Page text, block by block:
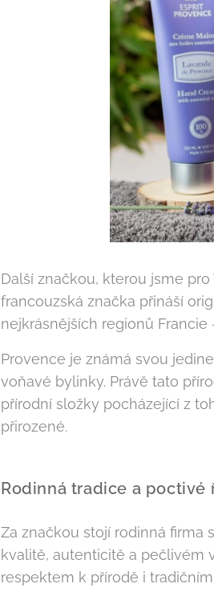
Další značkou, kterou jsme pro
francouzská značka přináší
nejkrásnějších regionů Francie
Provence je známá svou
voňavé bylinky. Právě tato
přírodní složky pocházející z
přirozené.
Rodinná tradice a poctivé
Za značkou stojí rodinná firma
kvalitě, autenticitě a pečlivém
respektem k přírodě i